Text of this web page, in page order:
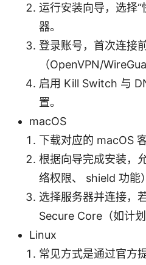
运行安装向导，选择
器。
登录账号，首次连接
（OpenVPN/
启用 Kill Switch 与
置。
macOS
下载对应的 macOS 客
根据向导完成安装，
络权限、 shield 功能
选择服务器并连接，
Secure Core（如计划
Linux
常见方式是通过官方